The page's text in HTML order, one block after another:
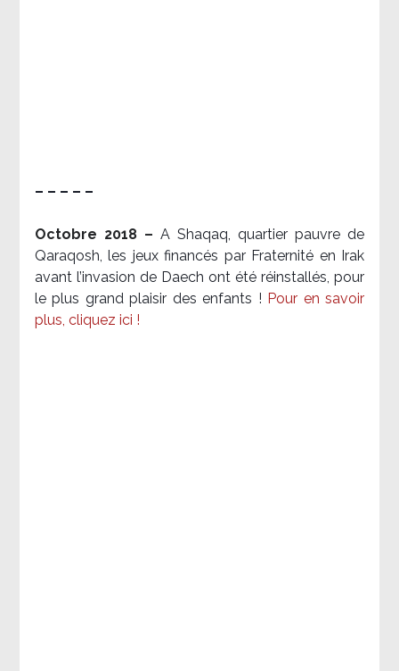
– – – – –
Octobre 2018 – A Shaqaq, quartier pauvre de
Qaraqosh, les jeux financés par Fraternité en Irak​
avant l’invasion de Daech ont été réinstallés, pour
le plus grand plaisir des enfants ! Pour en savoir
plus, cliquez ici !